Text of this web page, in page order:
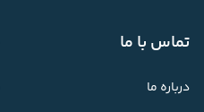
تماس با ما
درباره ما